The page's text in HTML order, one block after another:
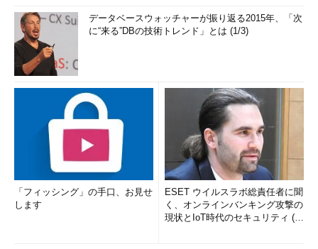
データベースウォッチャーが振り返る2015年、「次
に“来る”DBの技術トレンド」とは (1/3)
「フィッシング」の手口、お見せ
します
ESET ウイルスラボ総責任者に聞
く、オンラインバンキング攻撃の
現状とIoT時代のセキュリティ (1/